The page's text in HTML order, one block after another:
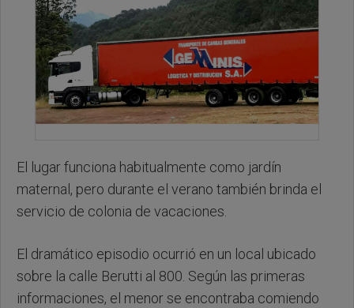
El lugar funciona habitualmente como jardín
maternal, pero durante el verano también brinda el
servicio de colonia de vacaciones.
El dramático episodio ocurrió en un local ubicado
sobre la calle Berutti al 800. Según las primeras
informaciones, el menor se encontraba comiendo